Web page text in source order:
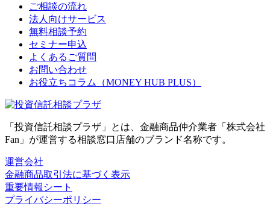
ご相談の流れ
法人向けサービス
無料相談予約
セミナー申込
よくあるご質問
お問い合わせ
お役立ちコラム（MONEY HUB PLUS）
「投資信託相談プラザ」とは、金融商品仲介業者「株式会社
Fan」が運営する相談窓口店舗のブランド名称です。
運営会社
金融商品取引法に基づく表示
重要情報シート
プライバシーポリシー